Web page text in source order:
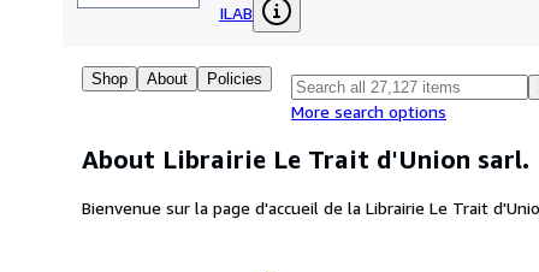
ILAB
Shop About Policies
More search options
About Librairie Le Trait d'Union sarl.
Bienvenue sur la page d'accueil de la Librairie Le Trait